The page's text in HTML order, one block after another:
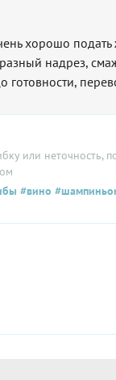
хорошо
надрез,
готовности,
или неточность,
#вино